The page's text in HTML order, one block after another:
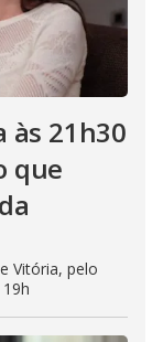
às 21h30
que
Vitória, pelo